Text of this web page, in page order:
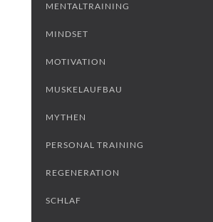
MENTALTRAINING
MINDSET
MOTIVATION
MUSKELAUFBAU
MYTHEN
PERSONAL TRAINING
REGENERATION
SCHLAF